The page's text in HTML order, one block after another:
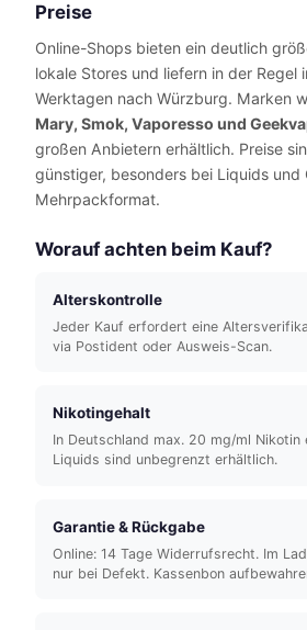
Preise
Online-Shops bieten ein deutlich
lokale Stores und liefern in der Regel
Werktagen nach Würzburg. Marken
Mary, Smok, Vaporesso und
großen Anbietern erhältlich. Preise
günstiger, besonders bei Liquids und
Mehrpackformat.
Worauf achten beim Kauf?
Alterskontrolle
Jeder Kauf erfordert eine
via Postident oder Ausweis-Scan.
Nikotingehalt
In Deutschland max. 20 mg/ml
Liquids sind unbegrenzt erhältlich.
Garantie & Rückgabe
Online: 14 Tage Widerrufsrecht. Im
nur bei Defekt. Kassenbon